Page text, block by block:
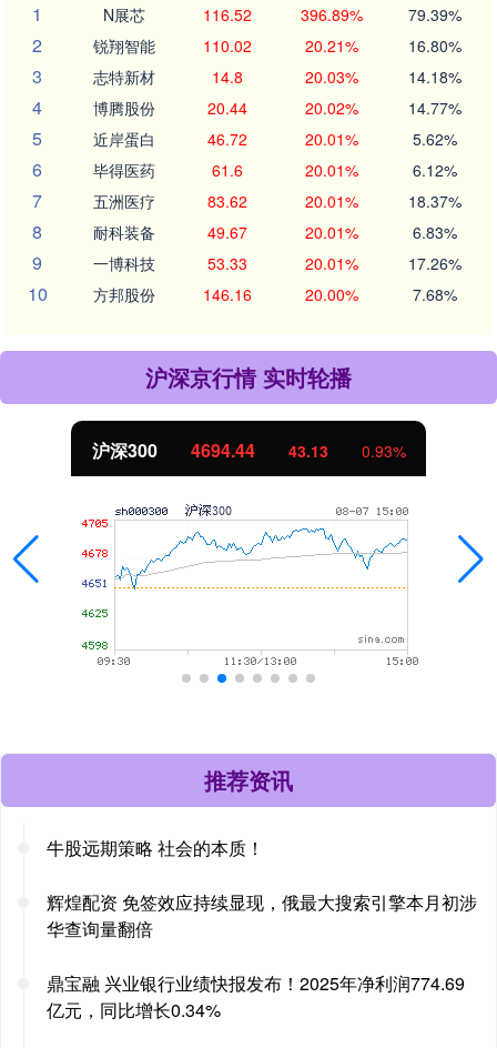
1
N展芯 116.52 396.89% 79.39%
2 锐翔智能 110.02 20.21% 16.80%
3 志特新材 14.8 20.03% 14.18%
4 博腾股份 20.44 20.02% 14.77%
5 近岸蛋白 46.72 20.01% 5.62%
6 毕得医药 61.6 20.01% 6.12%
7 五洲医疗 83.62 20.01% 18.37%
8 耐科装备 49.67 20.01% 6.83%
9 一博科技 53.33 20.01% 17.26%
10 方邦股份 146.16 20.00% 7.68%
沪深京行情 实时轮播
沪深300 4694.44 43.13 0.93%
推荐资讯
牛股远期策略 社会的本质！
辉煌配资 免签效应持续显现，俄最大搜索引擎本月初涉
华查询量翻倍
鼎宝融 兴业银行业绩快报发布！2025年净利润774.69
亿元，同比增长0.34%